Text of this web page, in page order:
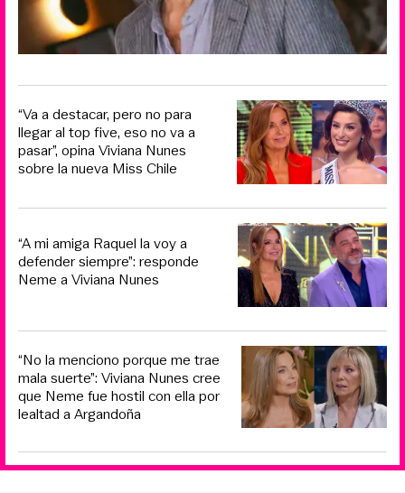
“Va a destacar, pero no para
llegar al top five, eso no va a
pasar”, opina Viviana Nunes
sobre la nueva Miss Chile
“A mi amiga Raquel la voy a
defender siempre”: responde
Neme a Viviana Nunes
“No la menciono porque me trae
mala suerte”: Viviana Nunes cree
que Neme fue hostil con ella por
lealtad a Argandoña